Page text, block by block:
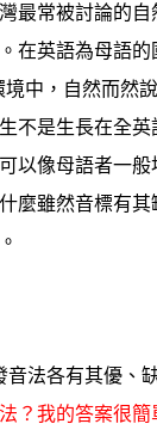
最常被討論的
在英語為母語
中，自然而然
不是生長在全
以像母語者一
麼雖然音標有
音法各有其優、
？我的答案很簡